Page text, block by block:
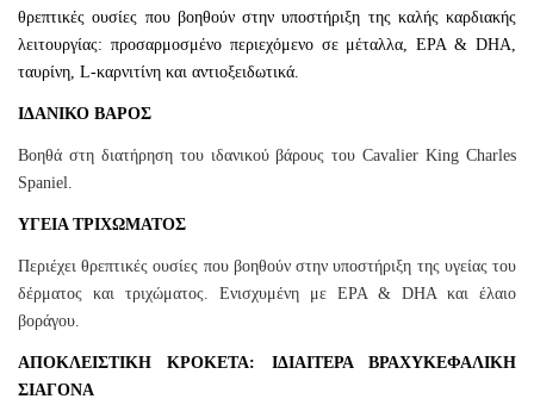
θρεπτικές ουσίες που βοηθούν στην υποστήριξη της καλής καρδιακής
λειτουργίας: προσαρμοσμένο περιεχόμενο σε μέταλλα, EPA & DHA,
ταυρίνη, L-καρνιτίνη και αντιοξειδωτικά.
ΙΔΑΝΙΚΟ ΒΑΡΟΣ
Βοηθά στη διατήρηση του ιδανικού βάρους του Cavalier King Charles
Spaniel.
ΥΓΕΙΑ ΤΡΙΧΩΜΑΤΟΣ
Περιέχει θρεπτικές ουσίες που βοηθούν στην υποστήριξη της υγείας του
δέρματος και τριχώματος. Ενισχυμένη με EPA & DHA και έλαιο
βοράγου.
ΑΠΟΚΛΕΙΣΤΙΚΗ ΚΡΟΚΕΤΑ: ΙΔΙΑΙΤΕΡΑ ΒΡΑΧΥΚΕΦΑΛΙΚΗ
ΣΙΑΓΟΝΑ